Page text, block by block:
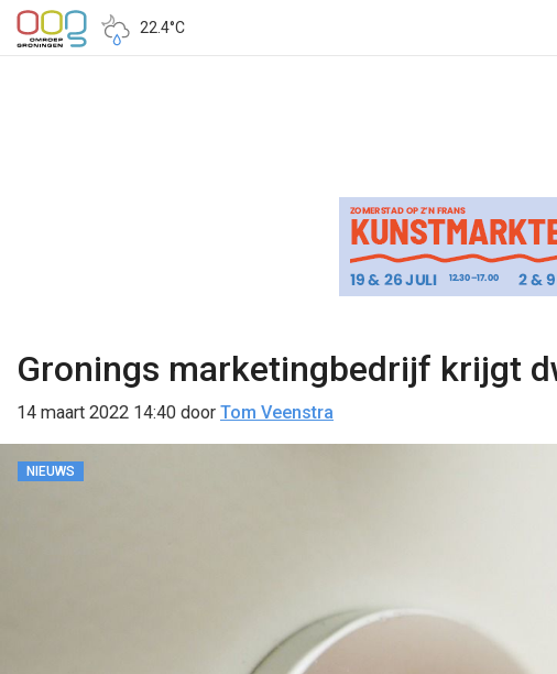
22.4°C
Gronings marketingbedrijf krijgt
14 maart 2022 14:40 door Tom Veenstra
NIEUWS